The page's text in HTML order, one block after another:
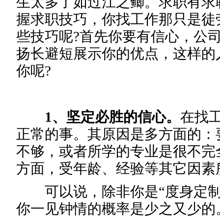
握求职技巧，你找工作那只是
些技巧呢?首先你要有信心，公
扬长避短展示你的优点，这样
你呢?
1、坚定必胜的信心。 在找
正常的事。其原因是多方面的
不够，或者所学的专业是很不
方面，受年龄、经验等其它因素
可以说，除非你是“度身定制
你一见钟情的概率是少之又少